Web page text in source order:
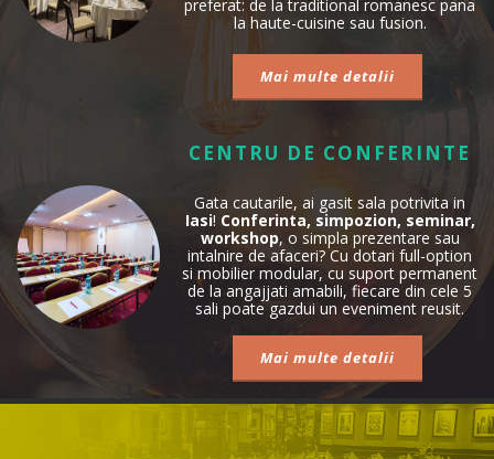
preferat: de la traditional romanesc pana
la haute-cuisine sau fusion.
Mai multe detalii
CENTRU DE CONFERINTE
Gata cautarile, ai gasit sala potrivita in
Iasi! Conferinta, simpozion, seminar,
workshop, o simpla prezentare sau
intalnire de afaceri? Cu dotari full-option
si mobilier modular, cu suport permanent
de la angajjati amabili, fiecare din cele 5
sali poate gazdui un eveniment reusit.
Mai multe detalii